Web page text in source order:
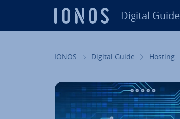
Digital Guide
IONOS Digital Guide Hosting